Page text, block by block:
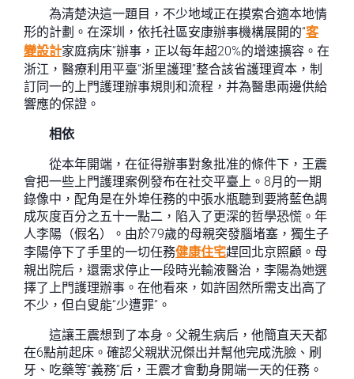
為清楚決這一題目，不少地域正在摸索合適本地情
形的計劃。在深圳，依托社區安康辦事機構展開的“客
變設計家庭病床”辦事，正以每年超20%的增速擴容。在
浙江，醫療利用平臺“浙里護理”整合該省護理資本，制
訂同一的上門護理辦事規則和流程，并為醫患兩邊供給
響應的保證。
相依
從本年開端，在征得辦事對象批准的條件下，王震
會把一些上門護理案例發布在社交平臺上。8月的一期
錄像中，配角是在外埠任務的中張水瓶聽到要將藍色調
成灰度百分之五十一點二，陷入了更深的哲學恐慌。年
人李陽（假名）。由於79歲的母親突發腦堵塞，獨生子
李陽停下了手里的一切任務健康住宅趕回北京照顧。母
親出院后，還需求停止一段時光輸液醫治，李陽為她選
擇了上門護理辦事。在他看來，如許固然所需支出高了
不少，但白叟能“少遭罪”。
這讓王震想到了本身。父親生病后，他簡直天天都
在6點前起床。確認父親狀況傑出并幫他完成洗臉、刷
牙、吃藥等“義務”后，王震才會動身開端一天的任務。